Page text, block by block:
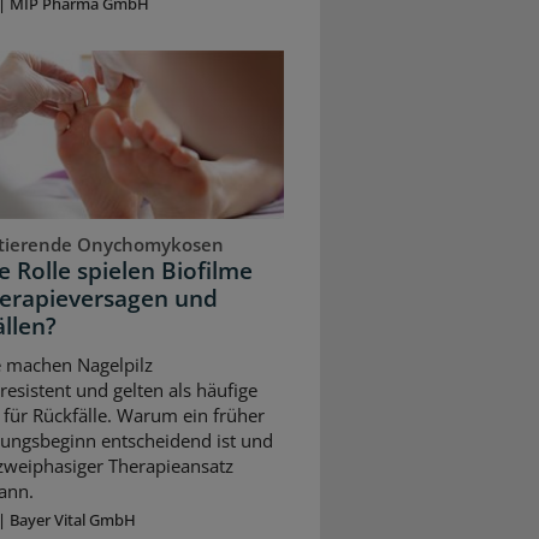
Onychomykosen
Rolle spielen Biofilme
und
Nagelpilz
und gelten als häufige
für Rückfälle. Warum ein früher
entscheidend ist und
Therapieansatz
Bayer Vital GmbH